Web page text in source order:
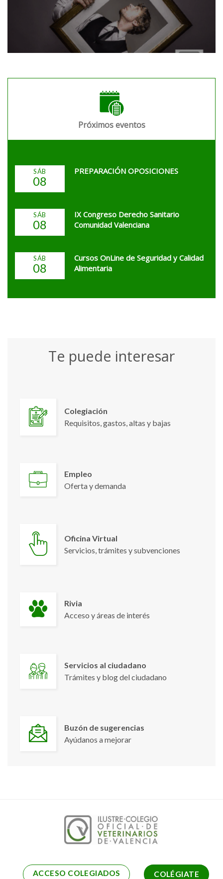
Próximos eventos
SÁB
08
PREPARACIÓN OPOSICIONES
SÁB
08
IX Congreso Derecho Sanitario
Comunidad Valenciana
SÁB
08
Cursos OnLine de Seguridad y Calidad
Alimentaria
Te puede interesar
Colegiación
Requisitos, gastos, altas y bajas
Empleo
Oferta y demanda
Oficina Virtual
Servicios, trámites y subvenciones
Rivia
Acceso y áreas de interés
Servicios al ciudadano
Trámites y blog del ciudadano
Buzón de sugerencias
Ayúdanos a mejorar
ACCESO COLEGIADOS COLÉGIATE